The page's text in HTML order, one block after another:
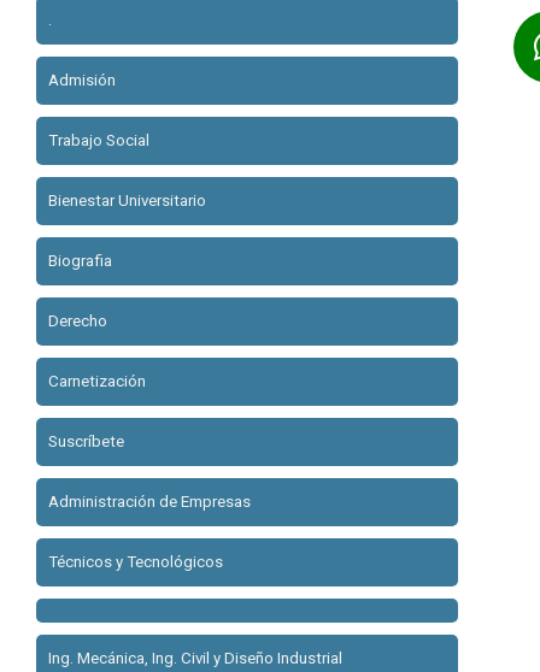
.
Admisión
Trabajo Social
Bienestar Universitario
Biografia
Derecho
Carnetización
Suscríbete
Administración de Empresas
Técnicos y Tecnológicos
Ing. Mecánica, Ing. Civil y Diseño Industrial